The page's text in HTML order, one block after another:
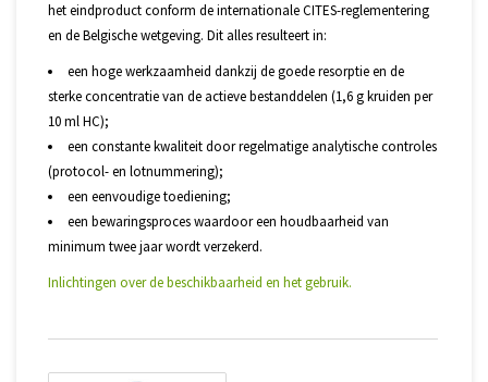
het eindproduct conform de internationale CITES-reglementering
en de Belgische wetgeving. Dit alles resulteert in:
een hoge werkzaamheid dankzij de goede resorptie en de
sterke concentratie van de actieve bestanddelen (1,6 g kruiden per
10 ml HC);
een constante kwaliteit door regelmatige analytische controles
(protocol- en lotnummering);
een eenvoudige toediening;
een bewaringsproces waardoor een houdbaarheid van
minimum twee jaar wordt verzekerd.
Inlichtingen over de beschikbaarheid en het gebruik.